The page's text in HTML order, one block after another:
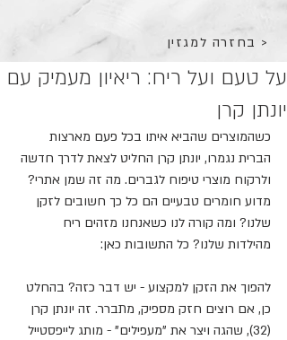
בחזרה למגזין >
על טעם ועל ריח: ריאיון מעמיק עם
יונתן קרן
כשהמוצרים שהביא איתו בכל פעם מארצות
הברית נגמרו, יונתן קרן החליט לצאת לדרך חדשה
ולרקוח מוצרי טיפוח לגברים. מה זה שמן אתרי?
מדוע חומרים טבעיים הם כל כך חשובים לזקן
שלנו? ומה קורה לנו כשאנחנו מזהים ריח
מהילדות שלנו? כל התשובות כאן:
להפוך את הזקן למקצוע - יש דבר כזה? בהחלט
כן, אם רוצים חזק מספיק, מתברר. זה יונתן קרן
(32), שהגה ויצר את "מעפילים" - מותג לייפסטייל